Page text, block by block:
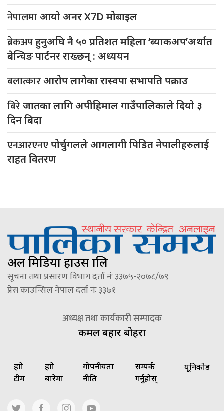
नेपालमाआयो अनर X7D मोबाइल
ब्रेकअपहुनुअघि नै ५० प्रतिशत महिला ‘ब्याकअप’अर्थात
बेन्चिङ पार्टनर राख्छन् : अध्ययन
बलात्कारआरोप लागेका रास्वपा सभापति पक्राउ
बिरेजातका लागि अपीहिमाल गाउँपालिकाले दियो ३
दिन बिदा
एनआरएनएपोर्चुगलले आगलागी पिडित नेपालीहरुलाई
राहत वितरण
अल मिडिया हाउस प्रालि
सूचना तथा प्रसारण विभाग दर्ता नंः ३३७५-२०७८/७९
प्रेस काउन्सिल नेपाल दर्ता नंः ३३७१
अध्यक्ष तथा कार्यकारी सम्पादक
कमल बहादुर बोहरा
हाम्रो
टीम
हाम्रो
बारेमा
गोपनीयता
नीति
सम्पर्क
गर्नुहोस्
यूनिकोड